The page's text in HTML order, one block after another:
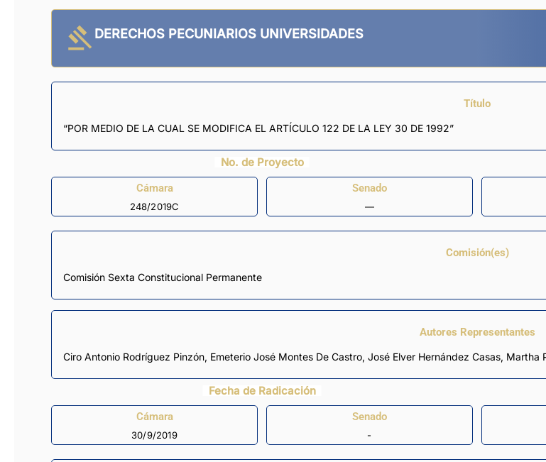
DERECHOS PECUNIARIOS UNIVERSIDADES
Título
“POR MEDIO DE LA CUAL SE MODIFICA EL ARTÍCULO 122 DE LA LEY 30 DE 1992”
No. de Proyecto
Cámara
248/2019C
Senado
—
Comisión(es)
Comisión Sexta Constitucional Permanente
Autores Representantes
Ciro Antonio Rodríguez Pinzón, Emeterio José Montes De Castro, José Elver Hernández Casas, Martha
Fecha de Radicación
Cámara
30/9/2019
Senado
-